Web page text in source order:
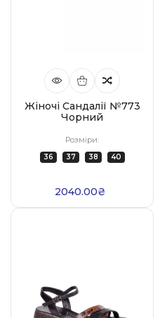
Жіночі Сандалії №773
Чорний
Розміри:
36 37 38 40
2040.00₴